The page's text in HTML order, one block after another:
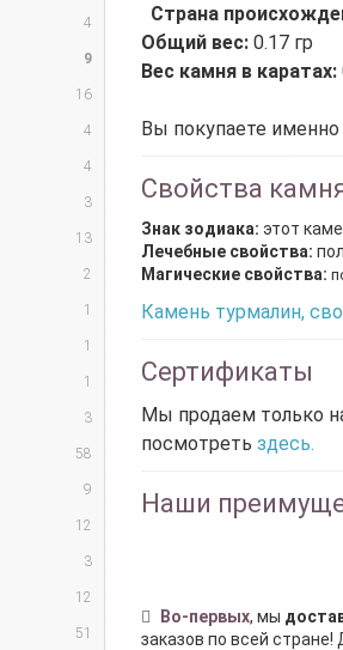
4
9
16
4
4
3
13
2
1
1
1
3
58
9
12
3
12
51
Страна
Общий вес: 0.17 гр
Вес камня в каратах:
Вы покупаете
Свойства
Знак зодиака: этот
Лечебные свойства:
Магические свойства:
Камень турмалин,
Сертификаты
Мы продаем только
посмотреть здесь.
Наши
Во-первых, мы
заказов по всей